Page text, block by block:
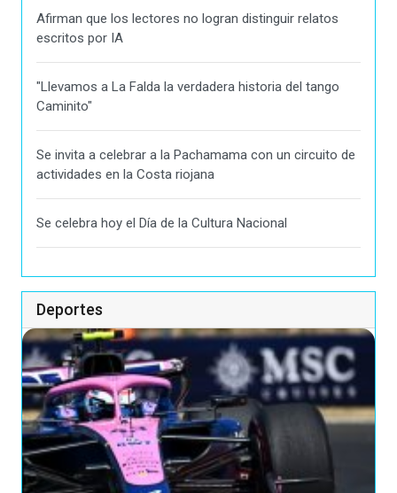
Afirman que los lectores no logran distinguir relatos
escritos por IA
"Llevamos a La Falda la verdadera historia del tango
Caminito"
Se invita a celebrar a la Pachamama con un circuito de
actividades en la Costa riojana
Se celebra hoy el Día de la Cultura Nacional
Deportes